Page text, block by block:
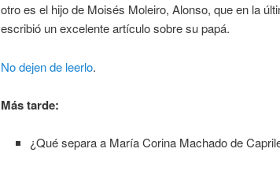
otro es el hijo de Moisés Moleiro, Alonso, que en la
escribió un excelente artículo sobre su papá.
No dejen de leerlo.
Más tarde:
¿Qué separa a María Corina Machado de